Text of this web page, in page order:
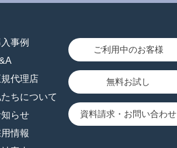
事例
代理店
ちについて
らせ
情報
ご利用中のお客様
無料お試し
資料請求 お問い合わせ